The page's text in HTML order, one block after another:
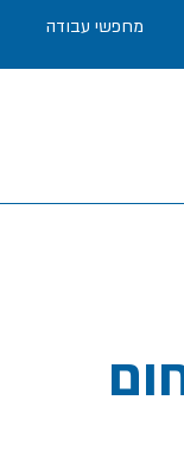
מחפשי עבודה